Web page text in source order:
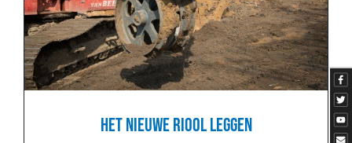
HET NIEUWE RIOOL LEGGEN